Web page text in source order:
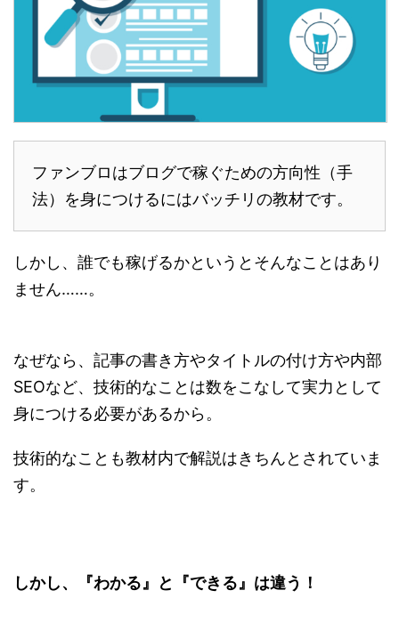
ファンブロはブログで稼ぐための方向性（手
法）を身につけるにはバッチリの教材です。
しかし、誰でも稼げるかというとそんなことはあり
ません……。
なぜなら、記事の書き方やタイトルの付け方や内部
SEOなど、技術的なことは数をこなして実力として
身につける必要があるから。
技術的なことも教材内で解説はきちんとされていま
す。
しかし、『わかる』と『できる』は違う！